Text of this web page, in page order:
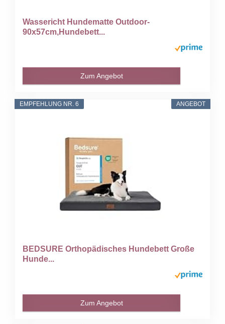
Wassericht Hundematte Outdoor-
90x57cm,Hundebett...
Zum Angebot
ANGEBOT
EMPFEHLUNG NR. 6
BEDSURE Orthopädisches Hundebett Große
Hunde...
Zum Angebot